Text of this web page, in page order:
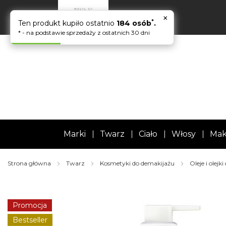
Marki Twarz Ciało Włosy
Strona główna Twarz Kosmetyki do demakijażu Oleje i
the
end
of
Promocja
Bestseller
×
Ten produkt kupiło ostatnio 184 osób*.
* - na podstawie sprzedaży z ostatnich 30 dni